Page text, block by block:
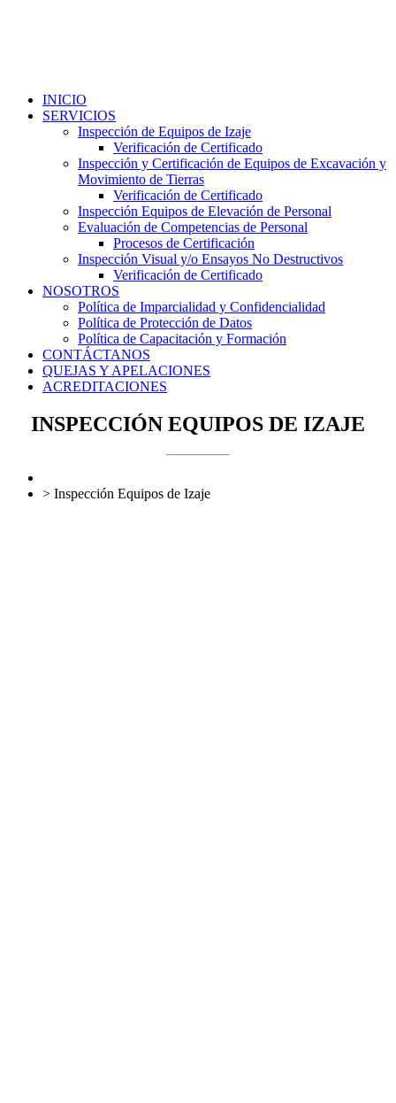
INICIO
SERVICIOS
Inspección de Equipos de Izaje
Verificación de Certificado
Inspección y Certificación de Equipos de Excavación y
Movimiento de Tierras
Verificación de Certificado
Inspección Equipos de Elevación de Personal
Evaluación de Competencias de Personal
Procesos de Certificación
Inspección Visual y/o Ensayos No Destructivos
Verificación de Certificado
NOSOTROS
Política de Imparcialidad y Confidencialidad
Política de Protección de Datos
Política de Capacitación y Formación
CONTÁCTANOS
QUEJAS Y APELACIONES
ACREDITACIONES
INSPECCIÓN EQUIPOS DE IZAJE
> Inspección Equipos de Izaje